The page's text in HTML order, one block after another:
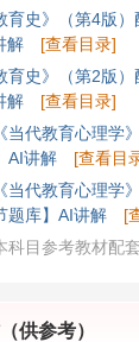
育史》（第4版
解
[查看目录]
育史》（第2版
解
[查看目录]
当代教育心理学
AI讲解
[查看目
当代教育心理学
题库】AI讲解
[
目参考教材配
供参考）